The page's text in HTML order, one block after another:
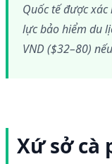
Quốc tế được
lực bảo hiểm du
VND ($32–80)
Xứ sở cà